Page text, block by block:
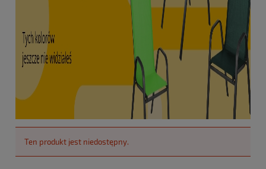
Ten produkt jest niedostępny.